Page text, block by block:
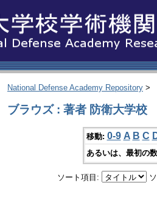
National Defense Academy Repository >
ブラウズ : 著者 防衛大学校
移動: 0-9 A B C
あるいは、最初の
ソート項目: